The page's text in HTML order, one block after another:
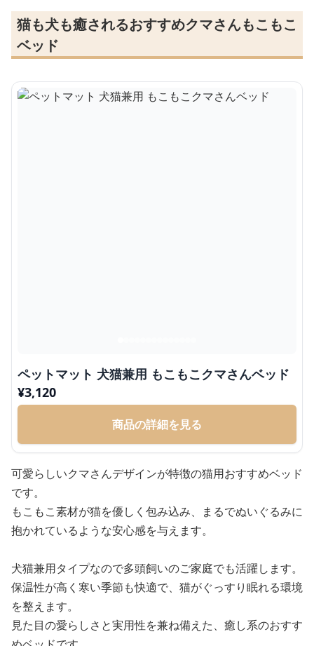
猫も犬も癒されるおすすめクマさんもこもこ
ベッド
ペットマット 犬猫兼用 もこもこクマさんベッド
¥3,120
商品の詳細を見る
可愛らしいクマさんデザインが特徴の猫用おすすめベッド
です。
もこもこ素材が猫を優しく包み込み、まるでぬいぐるみに
抱かれているような安心感を与えます。
犬猫兼用タイプなので多頭飼いのご家庭でも活躍します。
保温性が高く寒い季節も快適で、猫がぐっすり眠れる環境
を整えます。
見た目の愛らしさと実用性を兼ね備えた、癒し系のおすす